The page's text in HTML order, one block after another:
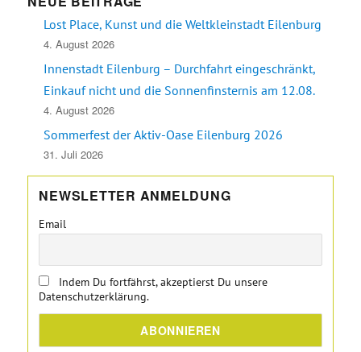
Lost Place, Kunst und die Weltkleinstadt Eilenburg
4. August 2026
Innenstadt Eilenburg – Durchfahrt eingeschränkt,
Einkauf nicht und die Sonnenfinsternis am 12.08.
4. August 2026
Sommerfest der Aktiv-Oase Eilenburg 2026
31. Juli 2026
NEWSLETTER ANMELDUNG
Email
Indem Du fortfährst, akzeptierst Du unsere
Datenschutzerklärung.